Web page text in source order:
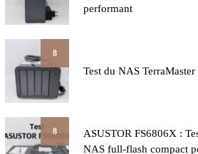
performant
8
Test du NAS TerraMaster
8
ASUSTOR FS6806X :
NAS full-flash compact